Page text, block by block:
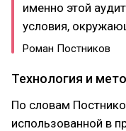
именно этой
условия,
Роман Постников
Технология и
По словам
использованной в